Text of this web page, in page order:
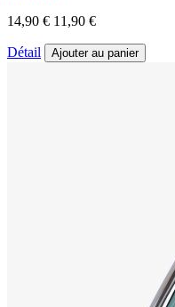
14,90 € 11,90 €
Détail Ajouter au panier